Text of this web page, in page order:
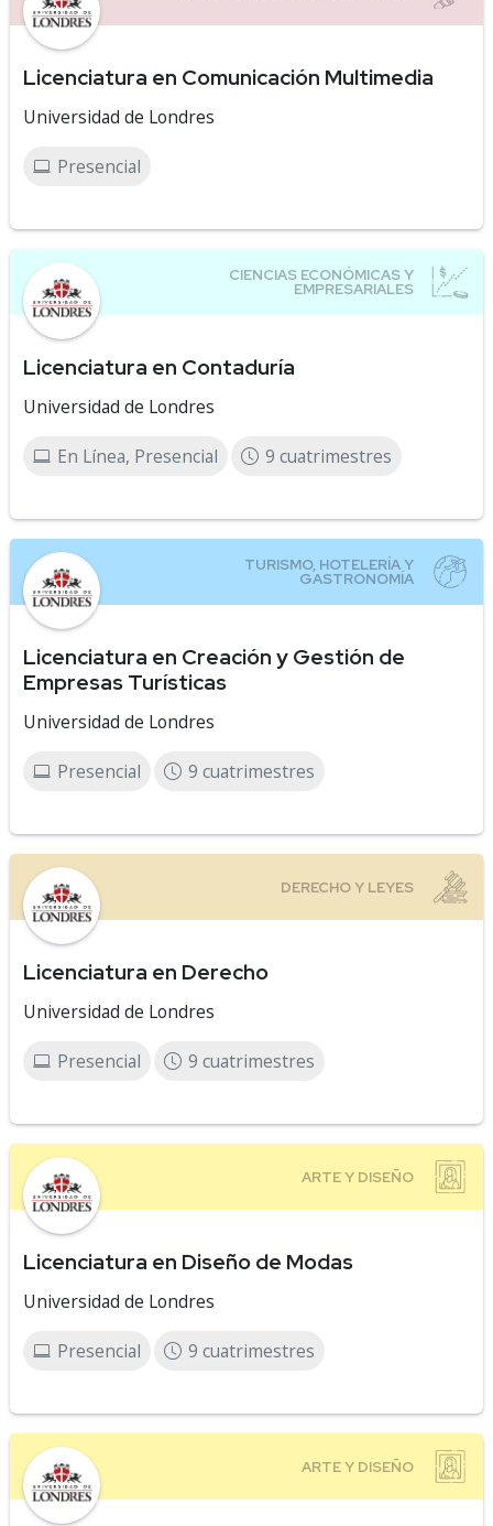
Licenciatura en Comunicación Multimedia
Universidad de Londres
Presencial
Licenciatura en Contaduría
Universidad de Londres
En Línea, Presencial 9 cuatrimestres
Licenciatura en Creación y Gestión de
Empresas Turísticas
Universidad de Londres
Presencial 9 cuatrimestres
Licenciatura en Derecho
Universidad de Londres
Presencial 9 cuatrimestres
Licenciatura en Diseño de Modas
Universidad de Londres
Presencial 9 cuatrimestres